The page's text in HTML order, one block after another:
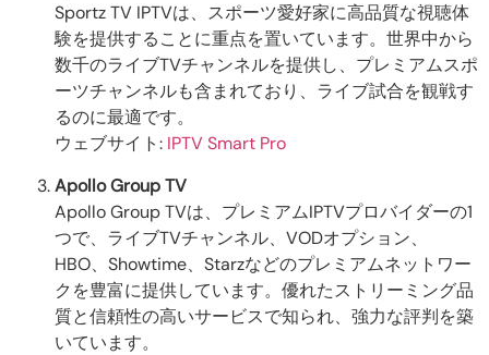
Sportz TV IPTVは、スポーツ愛好家に高品質な視聴体
験を提供することに重点を置いています。世界中から
数千のライブTVチャンネルを提供し、プレミアムスポ
ーツチャンネルも含まれており、ライブ試合を観戦す
るのに最適です。
ウェブサイト: IPTV Smart Pro
Apollo Group TV
Apollo Group TVは、プレミアムIPTVプロバイダーの1
つで、ライブTVチャンネル、VODオプション、
HBO、Showtime、Starzなどのプレミアムネットワー
クを豊富に提供しています。優れたストリーミング品
質と信頼性の高いサービスで知られ、強力な評判を築
いています。